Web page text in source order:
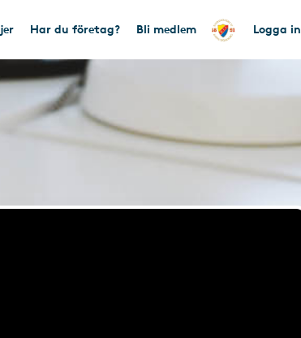
Har du företag? Bli medlem Logga in